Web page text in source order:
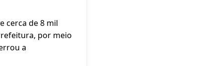
cerca de 8 mil
por meio
a